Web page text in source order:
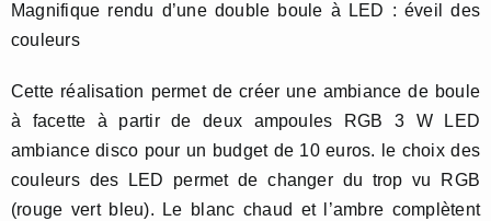
Magnifique rendu d’une double boule à LED : éveil des
couleurs
Cette réalisation permet de créer une ambiance de boule
à facette à partir de deux ampoules RGB 3 W LED
ambiance disco pour un budget de 10 euros. le choix des
couleurs des LED permet de changer du trop vu RGB
(rouge vert bleu). Le blanc chaud et l’ambre complètent